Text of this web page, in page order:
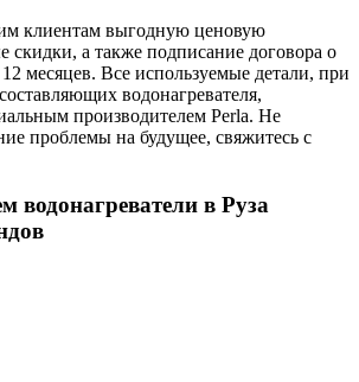
клиентам выгодную ценовую
скидки, а также подписание договора о
месяцев. Все используемые детали, при
водонагревателя,
производителем Perla. Не
проблемы на будущее, свяжитесь с
водонагреватели в Руза